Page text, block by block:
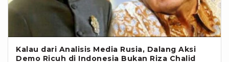
Kalau dari Analisis Media Rusia, Dalang Aksi
Demo Ricuh di Indonesia Bukan Riza Chalid